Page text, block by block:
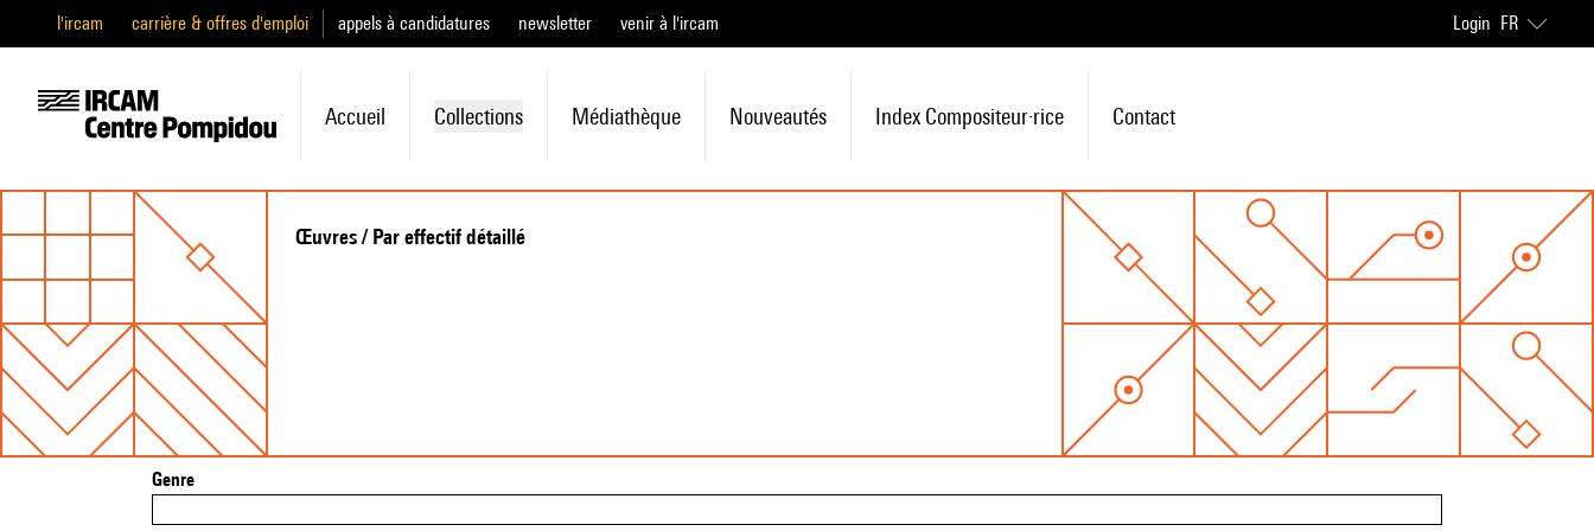
l'ircam carrière & offres d'emploi appels à candidatures newsletter venir à l'ircam Login FR
Accueil Collections Médiathèque Nouveautés Index Compositeur·rice Contact
Œuvres / Par effectif détaillé
Genre